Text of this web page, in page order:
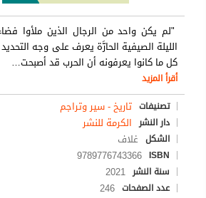
"لم يكن واحد من الرجال الذين ملأوا
الليلة الصيفية الحارَّة يعرف على وجه
كل ما كانوا يعرفونه أن الحرب قد أصبحت…
أقرأ المزيد
تصنيفات تاريخ - سير وتراجم
دار النشر الكرمة للنشر
الشكل غلاف
ISBN
9789776743366
سنة النشر 2021
عدد الصفحات 246